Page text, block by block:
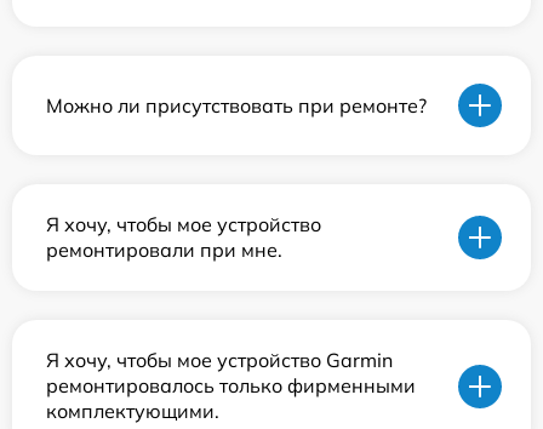
Можно ли присутствовать при ремонте?
Я хочу, чтобы мое устройство
ремонтировали при мне.
Я хочу, чтобы мое устройство Garmin
ремонтировалось только фирменными
комплектующими.